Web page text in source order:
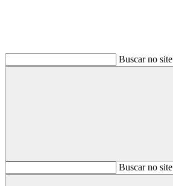
Buscar no site
BuscarBuscar no site